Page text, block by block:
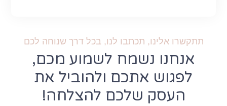
תתקשרו אלינו, תכתבו לנו, בכל דרך שנוחה לכם
אנחנו נשמח לשמוע מכם,
לפגוש אתכם ולהוביל את
העסק שלכם להצלחה!